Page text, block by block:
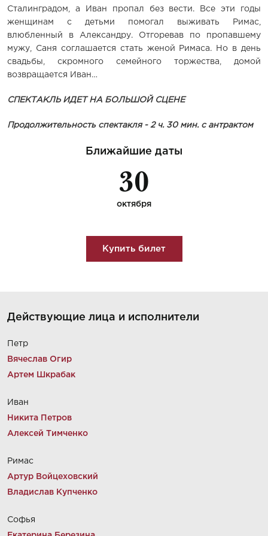
Сталинградом, а Иван пропал без вести. Все эти годы
женщинам с детьми помогал выживать Римас,
влюбленный в Александру. Отгоревав по пропавшему
мужу, Саня соглашается стать женой Римаса. Но в день
свадьбы, скромного семейного торжества, домой
возвращается Иван…
СПЕКТАКЛЬ ИДЕТ НА БОЛЬШОЙ СЦЕНЕ
Продолжительность спектакля - 2 ч. 30 мин. с антрактом
Ближайшие даты
30
октября
Купить билет
Действующие лица и исполнители
Петр
Вячеслав Огир
Артем Шкрабак
Иван
Никита Петров
Алексей Тимченко
Римас
Артур Войцеховский
Владислав Купченко
Софья